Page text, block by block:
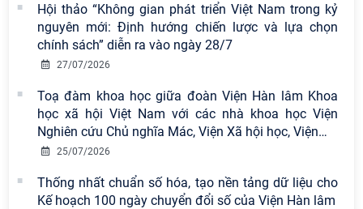
Hội thảo “Không gian phát triển Việt Nam trong kỷ
nguyên mới: Định hướng chiến lược và lựa chọn
chính sách” diễn ra vào ngày 28/7
27/07/2026
Toạ đàm khoa học giữa đoàn Viện Hàn lâm Khoa
học xã hội Việt Nam với các nhà khoa học Viện
Nghiên cứu Chủ nghĩa Mác, Viện Xã hội học, Viện…
25/07/2026
Thống nhất chuẩn số hóa, tạo nền tảng dữ liệu cho
Kế hoạch 100 ngày chuyển đổi số của Viện Hàn lâm
Viện Hàn lâm Khoa học xã hội Việt
Nam có 02 tác phẩm đạt giải khuyến
khích tại Cuộc thi chính luận bảo vệ
nền tảng tư tưởng của Đảng năm
2026
Chi bộ Viện Sử học tổ chức Tọa đàm
chuyên đề: Đẩy mạnh học tập, thực
pháp, phong cách Hồ Chí Minh trong
giai đoạn phát triển mới